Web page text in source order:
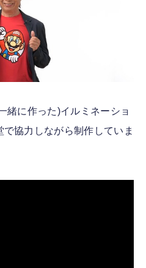
緒に作った)イルミネーショ
協力しながら制作していま